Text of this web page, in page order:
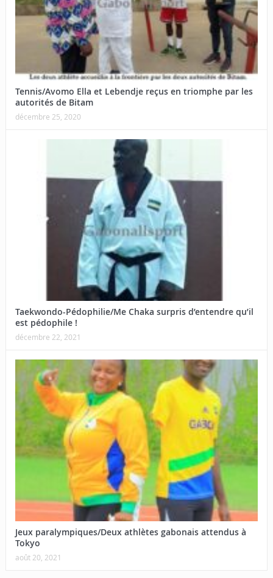
Tennis/Avomo Ella et Lebendje reçus en triomphe par les
autorités de Bitam
décembre 25, 2020
Taekwondo-Pédophilie/Me Chaka surpris d’entendre qu’il
est pédophile !
décembre 22, 2021
Jeux paralympiques/Deux athlètes gabonais attendus à
Tokyo
août 20, 2021